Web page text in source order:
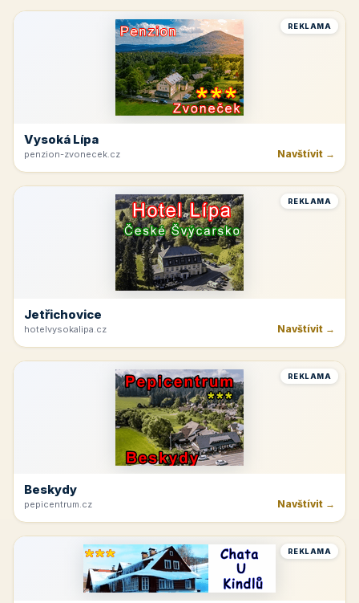
REKLAMA
Vysoká Lípa
penzion-zvonecek.cz Navštívit →
REKLAMA
Jetřichovice
hotelvysokalipa.cz Navštívit →
REKLAMA
Beskydy
pepicentrum.cz Navštívit →
REKLAMA